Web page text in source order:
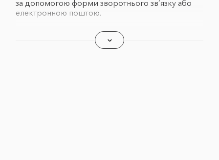
за допомогою форми зворотнього зв’язку або
електронною поштою.